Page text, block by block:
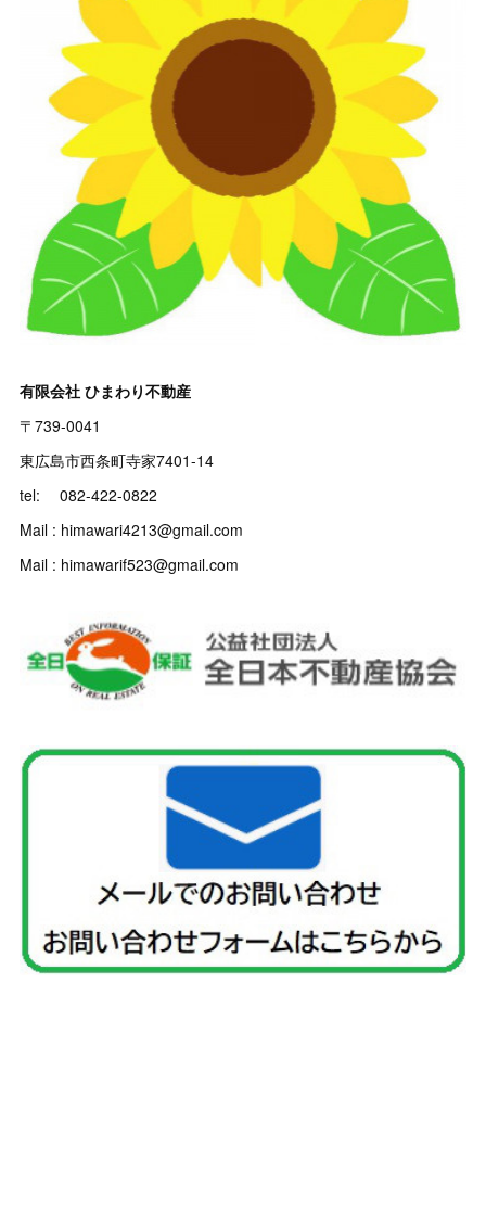
有限会社 ひまわり不動産
〒739-0041
東広島市西条町寺家7401-14
tel: 082-422-0822
Mail : himawari4213@gmail.com
Mail : himawarif523@gmail.com